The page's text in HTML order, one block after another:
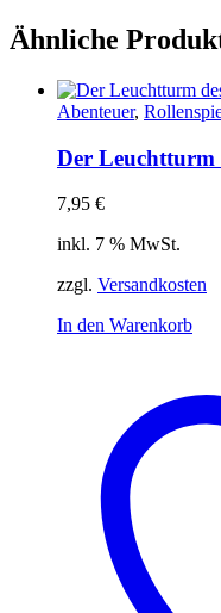
Ähnliche
Abenteuer,
Der Leuchtturm
7,95 €
inkl. 7 % MwSt.
zzgl. Versandkosten
In den Warenkorb